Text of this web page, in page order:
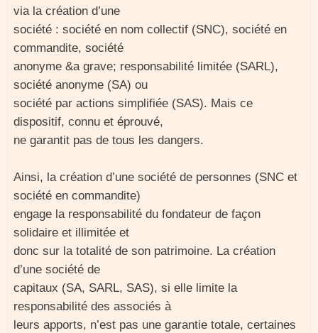
via la création d’une
société : société en nom collectif (SNC), société en
commandite, société
anonyme &a grave; responsabilité limitée (SARL),
société anonyme (SA) ou
société par actions simplifiée (SAS). Mais ce
dispositif, connu et éprouvé,
ne garantit pas de tous les dangers.
Ainsi, la création d’une société de personnes (SNC et
société en commandite)
engage la responsabilité du fondateur de façon
solidaire et illimitée et
donc sur la totalité de son patrimoine. La création
d’une société de
capitaux (SA, SARL, SAS), si elle limite la
responsabilité des associés à
leurs apports, n’est pas une garantie totale, certaines